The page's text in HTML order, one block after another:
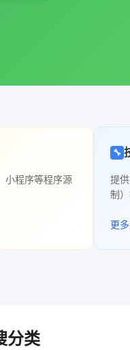
小程序等程序源
🔧
提
制
更
分类